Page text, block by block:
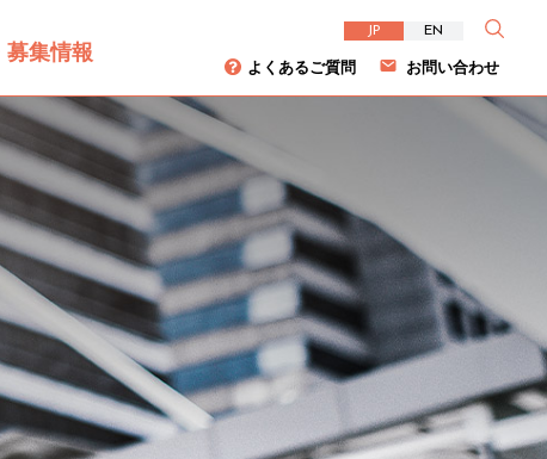
よくあるご質問 お問い合わせ
JP EN
ついて ダイバーシティ
家の皆様へ
株主総会
募集情報